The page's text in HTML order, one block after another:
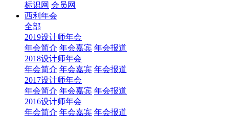
标识网 会员网
西利年会
全部
2019设计师年会
年会简介 年会嘉宾 年会报道
2018设计师年会
年会简介 年会嘉宾 年会报道
2017设计师年会
年会简介 年会嘉宾 年会报道
2016设计师年会
年会简介 年会嘉宾 年会报道